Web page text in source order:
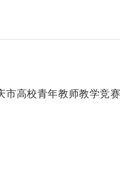
市高校青年教师教学竞赛